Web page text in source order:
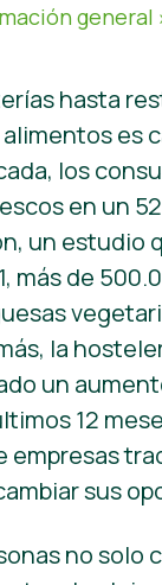
general
hasta
es
los
en un
un estudio
más de
la
un
12
empresas
sus
no solo